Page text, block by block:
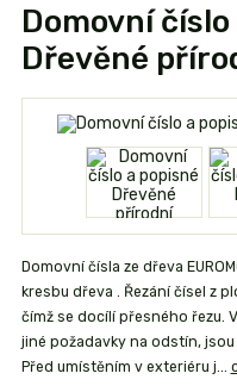
Domovní
Dřevěné
Domovní čísla ze dřeva
kresbu dřeva . Řezání čísel z
čímž se docílí přesného řezu.
jiné požadavky na odstín,
Před umístěním v exteriéru j...